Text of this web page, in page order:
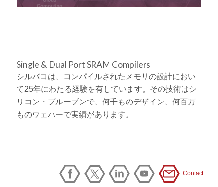
Single & Dual Port SRAM Compilers
シルバコは、コンパイルされたメモリの設計におい
て25年にわたる経験を有しています。その技術はシ
リコン・プルーブンで、何千ものデザイン、何百万
ものウェハーで実績があります。
Contact